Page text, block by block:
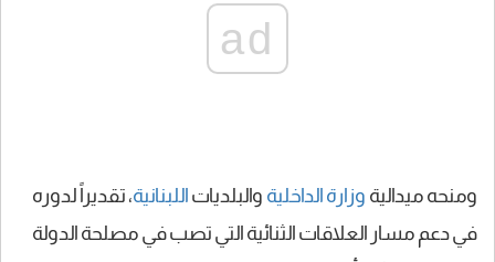
ad
ومنحه ميدالية وزارة الداخلية والبلديات اللبنانية، تقديراً لدوره
في دعم مسار العلاقات الثنائية التي تصب في مصلحة الدولة